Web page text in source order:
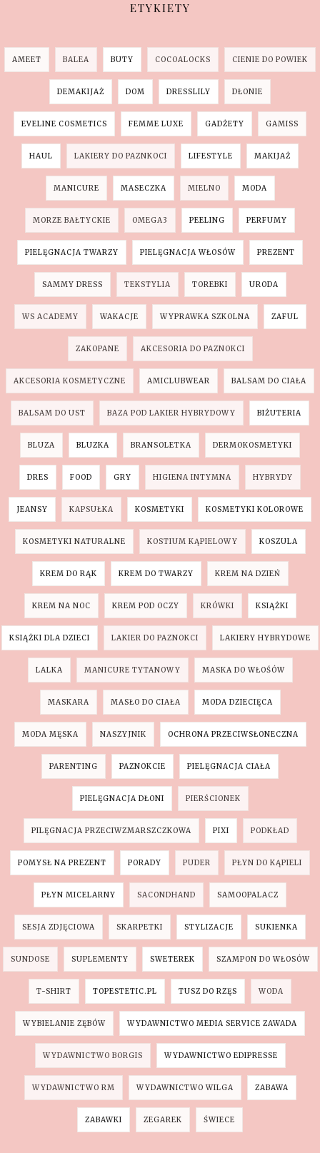
ETYKIETY
AMEET BALEA BUTY COCOALOCKS CIENIE DO POWIEK
DEMAKIJAŻ DOM DRESSLILY DŁONIE
EVELINE COSMETICS FEMME LUXE GADŻETY GAMISS
HAUL LAKIERY DO PAZNKOCI LIFESTYLE MAKIJAŻ
MANICURE MASECZKA MIELNO MODA
MORZE BAŁTYCKIE OMEGA3 PEELING PERFUMY
PIELĘGNACJA TWARZY PIELĘGNACJA WŁOSÓW PREZENT
SAMMY DRESS TEKSTYLIA TOREBKI URODA
WS ACADEMY WAKACJE WYPRAWKA SZKOLNA ZAFUL
ZAKOPANE AKCESORIA DO PAZNOKCI
AKCESORIA KOSMETYCZNE AMICLUBWEAR BALSAM DO CIAŁA
BALSAM DO UST BAZA POD LAKIER HYBRYDOWY BIŻUTERIA
BLUZA BLUZKA BRANSOLETKA DERMOKOSMETYKI
DRES FOOD GRY HIGIENA INTYMNA HYBRYDY
JEANSY KAPSUŁKA KOSMETYKI KOSMETYKI KOLOROWE
KOSMETYKI NATURALNE KOSTIUM KĄPIELOWY KOSZULA
KREM DO RĄK KREM DO TWARZY KREM NA DZIEŃ
KREM NA NOC KREM POD OCZY KRÓWKI KSIĄŻKI
KSIĄŻKI DLA DZIECI LAKIER DO PAZNOKCI LAKIERY HYBRYDOWE
LALKA MANICURE TYTANOWY MASKA DO WŁOŚÓW
MASKARA MASŁO DO CIAŁA MODA DZIECIĘCA
MODA MĘSKA NASZYJNIK OCHRONA PRZECIWSŁONECZNA
PARENTING PAZNOKCIE PIELĘGNACJA CIAŁA
PIELĘGNACJA DŁONI PIERŚCIONEK
PILĘGNACJA PRZECIWZMARSZCZKOWA PIXI PODKŁAD
POMYSŁ NA PREZENT PORADY PUDER PŁYN DO KĄPIELI
PŁYN MICELARNY SACONDHAND SAMOOPALACZ
SESJA ZDJĘCIOWA SKARPETKI STYLIZACJE SUKIENKA
SUNDOSE SUPLEMENTY SWETEREK SZAMPON DO WŁOSÓW
T-SHIRT TOPESTETIC.PL TUSZ DO RZĘS WODA
WYBIELANIE ZĘBÓW WYDAWNICTWO MEDIA SERVICE ZAWADA
WYDAWNICTWO BORGIS WYDAWNICTWO EDIPRESSE
WYDAWNICTWO RM WYDAWNICTWO WILGA ZABAWA
ZABAWKI ZEGAREK ŚWIECE